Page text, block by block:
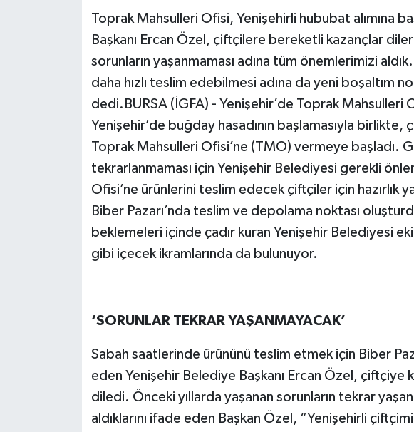
Toprak Mahsulleri Ofisi, Yenişehirli hububat alımına
Başkanı Ercan Özel, çiftçilere bereketli kazançlar
sorunların yaşanmaması adına tüm önemlerimizi
daha hızlı teslim edebilmesi adına da yeni boşaltım
dedi.BURSA (İGFA) - Yenişehir’de Toprak Mahsulleri
Yenişehir’de buğday hasadının başlamasıyla
Toprak Mahsulleri Ofisi’ne (TMO) vermeye başladı.
tekrarlanmaması için Yenişehir Belediyesi gerekli
Ofisi’ne ürünlerini teslim edecek çiftçiler için hazırlık
Biber Pazarı’nda teslim ve depolama noktası
beklemeleri içinde çadır kuran Yenişehir Belediyesi
gibi içecek ikramlarında da bulunuyor.
‘SORUNLAR TEKRAR YAŞANMAYACAK’
Sabah saatlerinde ürününü teslim etmek için Biber
eden Yenişehir Belediye Başkanı Ercan Özel, çiftçiye
diledi. Önceki yıllarda yaşanan sorunların tekrar
aldıklarını ifade eden Başkan Özel, “Yenişehirli